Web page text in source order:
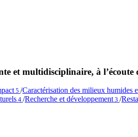
et multidisciplinaire, à l’écoute
5 /Caractérisation des milieux humides
4 /Recherche et développement3 /